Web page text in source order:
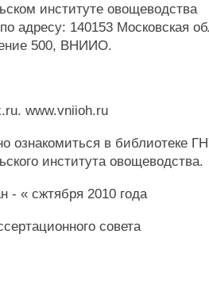
институте овощеводства
адресу: 140153 Московская
500, ВНИИО.
www.vniioh.ru
ознакомиться в библиотеке
института овощеводства.
- « сжтября 2010 года
совета